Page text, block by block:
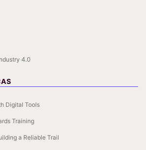
4.0
Digital Tools
Training
a Reliable Trail